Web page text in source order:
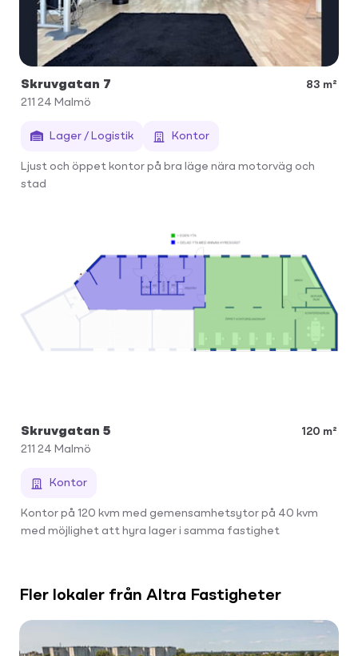
Skruvgatan 7
83 m²
211 24 Malmö
Lager / Logistik Kontor
Ljust och öppet kontor på bra läge nära motorväg och
stad
Skruvgatan 5
120 m²
211 24 Malmö
Kontor
Kontor på 120 kvm med gemensamhetsytor på 40 kvm
med möjlighet att hyra lager i samma fastighet
Fler lokaler från Altra Fastigheter